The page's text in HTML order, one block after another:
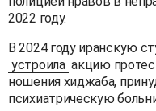
2022 году.
В 2024 году иранскую
устроила акцию
ношения хиджаба,
психиатрическую